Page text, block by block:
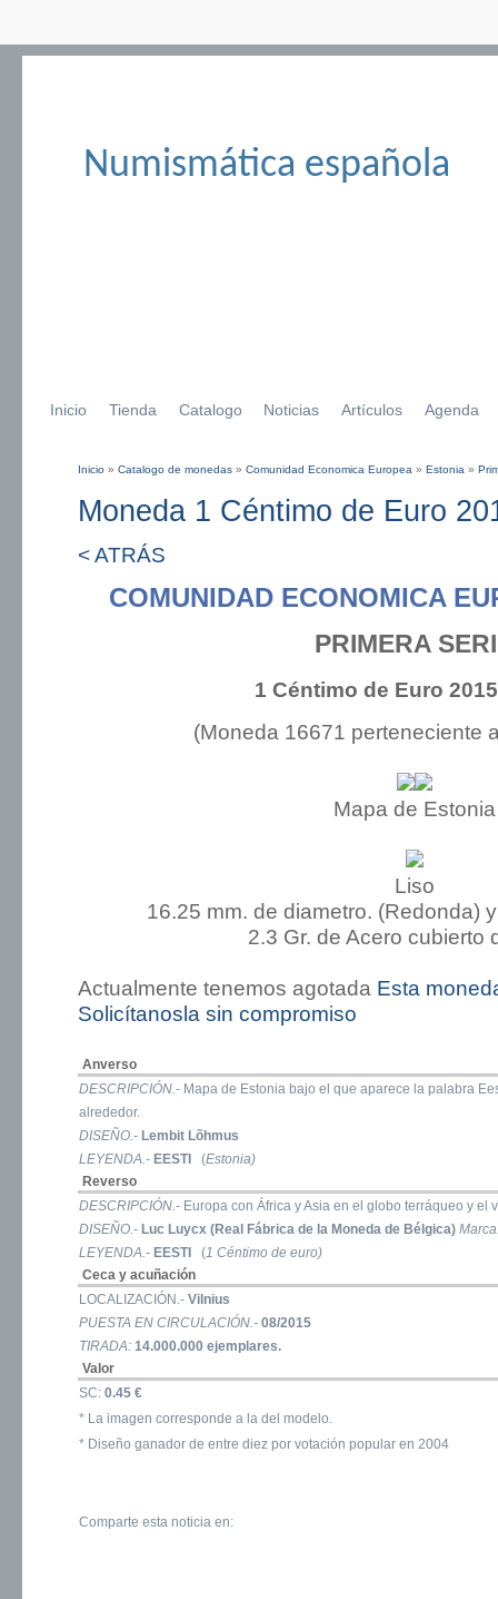
Numismática española
Inicio Tienda Catalogo Noticias Artículos Agenda
Inicio » Catalogo de monedas » Comunidad Economica Europea » Estonia »
Moneda 1 Céntimo de Euro
< ATRÁS
COMUNIDAD ECONOMICA
PRIMERA
1 Céntimo de Euro
(Moneda 16671 perteneciente
Mapa de Estonia
Liso
16.25 mm. de diametro. (Redonda)
2.3 Gr. de Acero cubierto
Actualmente tenemos agotada Esta
Solicítanosla sin compromiso
Anverso
DESCRIPCIÓN.- Mapa de Estonia bajo el que aparece la palabra
alrededor.
DISEÑO.- Lembit Lõhmus
LEYENDA.- EESTI (Estonia)
Reverso
DESCRIPCIÓN.- Europa con África y Asia en el globo terráqueo y el
DISEÑO.- Luc Luycx (Real Fábrica de la Moneda de Bélgica)
LEYENDA.- EESTI (1 Céntimo de euro)
Ceca y acuñación
LOCALIZACIÓN.- Vilnius
PUESTA EN CIRCULACIÓN.- 08/2015
TIRADA: 14.000.000 ejemplares.
Valor
SC: 0.45 €
* La imagen corresponde a la del modelo.
* Diseño ganador de entre diez por votación popular en 2004
Comparte esta noticia en: